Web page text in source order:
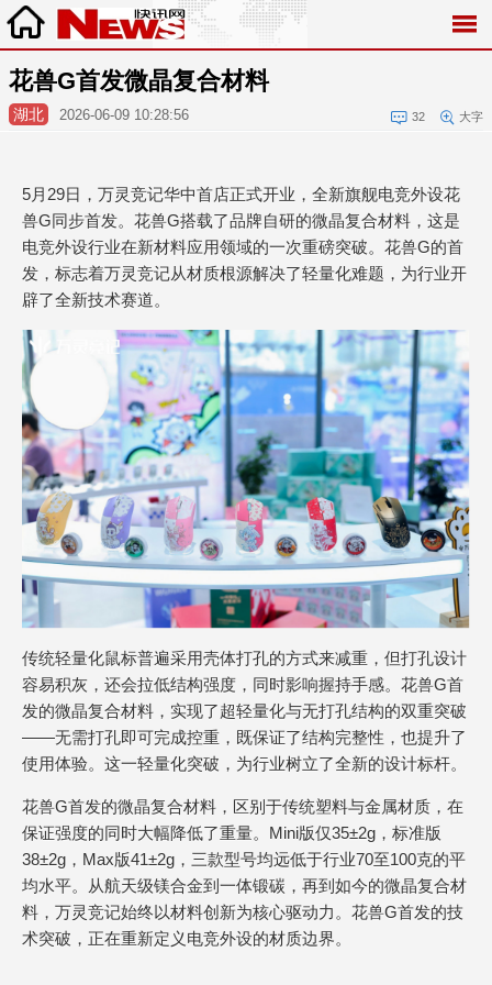
花兽G首发微晶复合材料
湖北 2026-06-09 10:28:56 32 大字
5月29日，万灵竞记华中首店正式开业，全新旗舰电竞外设花
兽G同步首发。花兽G搭载了品牌自研的微晶复合材料，这是
电竞外设行业在新材料应用领域的一次重磅突破。花兽G的首
发，标志着万灵竞记从材质根源解决了轻量化难题，为行业开
辟了全新技术赛道。
传统轻量化鼠标普遍采用壳体打孔的方式来减重，但打孔设计
容易积灰，还会拉低结构强度，同时影响握持手感。花兽G首
发的微晶复合材料，实现了超轻量化与无打孔结构的双重突破
——无需打孔即可完成控重，既保证了结构完整性，也提升了
使用体验。这一轻量化突破，为行业树立了全新的设计标杆。
花兽G首发的微晶复合材料，区别于传统塑料与金属材质，在
保证强度的同时大幅降低了重量。Mini版仅35±2g，标准版
38±2g，Max版41±2g，三款型号均远低于行业70至100克的平
均水平。从航天级镁合金到一体锻碳，再到如今的微晶复合材
料，万灵竞记始终以材料创新为核心驱动力。花兽G首发的技
术突破，正在重新定义电竞外设的材质边界。